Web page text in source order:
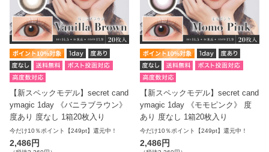
【新スペックモデル】secret cand
ymagic 1day 《バニラブラウン》
度あり 度なし 1箱20枚入り
今だけ10％ポイント【249pt】還元中！
2,486円
【新スペックモデル】secret cand
ymagic 1day 《モモピンク》 度
あり 度なし 1箱20枚入り
今だけ10％ポイント【249pt】還元中！
2,486円